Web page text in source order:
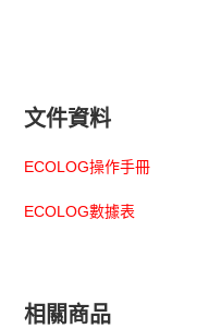
文件資料
ECOLOG操作手冊
ECOLOG數據表
相關商品